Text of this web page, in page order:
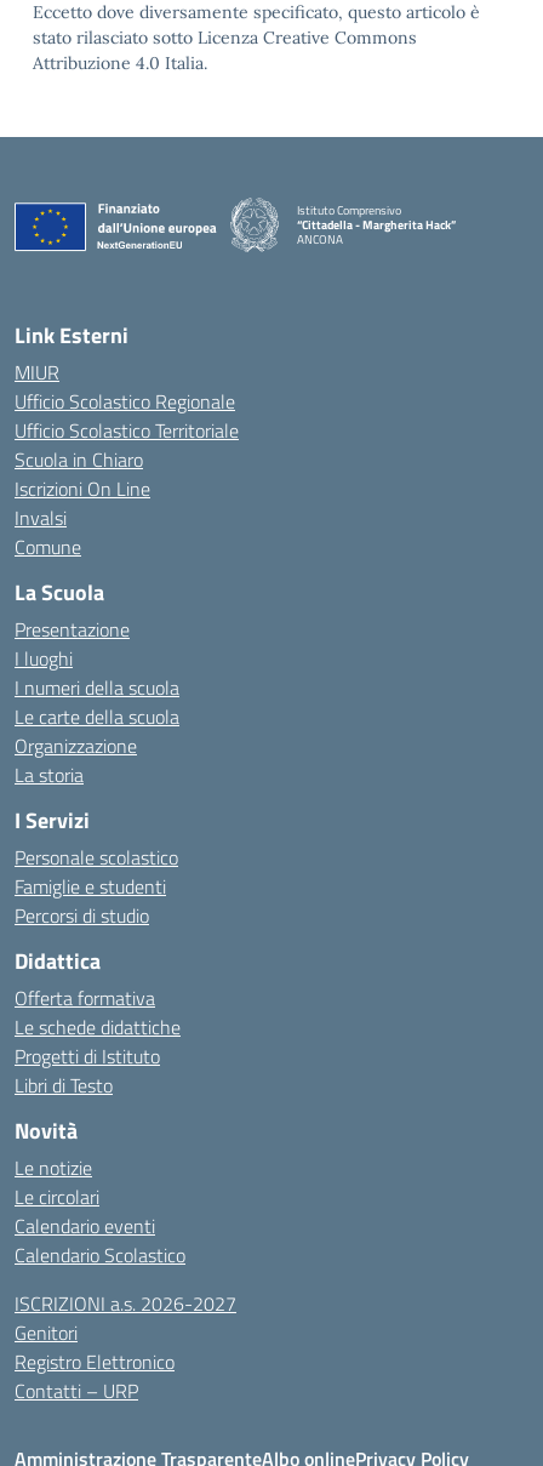
Eccetto dove diversamente specificato, questo articolo è
stato rilasciato sotto Licenza Creative Commons
Attribuzione 4.0 Italia.
Istituto Comprensivo
“Cittadella - Margherita Hack”
ANCONA
Link Esterni
MIUR
Ufficio Scolastico Regionale
Ufficio Scolastico Territoriale
Scuola in Chiaro
Iscrizioni On Line
Invalsi
Comune
La Scuola
Presentazione
I luoghi
I numeri della scuola
Le carte della scuola
Organizzazione
La storia
I Servizi
Personale scolastico
Famiglie e studenti
Percorsi di studio
Didattica
Offerta formativa
Le schede didattiche
Progetti di Istituto
Libri di Testo
Novità
Le notizie
Le circolari
Calendario eventi
Calendario Scolastico
ISCRIZIONI a.s. 2026-2027
Genitori
Registro Elettronico
Contatti – URP
Amministrazione TrasparenteAlbo onlinePrivacy Policy